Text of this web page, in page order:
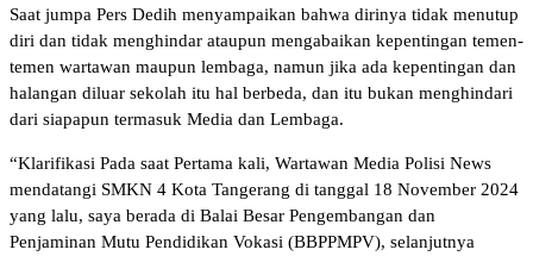
Saat jumpa Pers Dedih menyampaikan bahwa dirinya tidak menutup
diri dan tidak menghindar ataupun mengabaikan kepentingan temen-
temen wartawan maupun lembaga, namun jika ada kepentingan dan
halangan diluar sekolah itu hal berbeda, dan itu bukan menghindari
dari siapapun termasuk Media dan Lembaga.
“Klarifikasi Pada saat Pertama kali, Wartawan Media Polisi News
mendatangi SMKN 4 Kota Tangerang di tanggal 18 November 2024
yang lalu, saya berada di Balai Besar Pengembangan dan
Penjaminan Mutu Pendidikan Vokasi (BBPPMPV), selanjutnya